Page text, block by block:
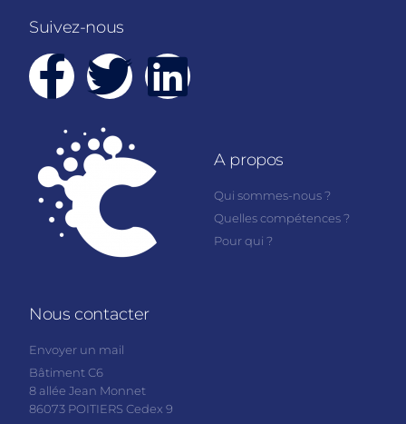
Suivez-nous
A propos
Qui sommes-nous ?
Quelles compétences ?
Pour qui ?
Nous contacter
Envoyer un mail
Bâtiment C6
8 allée Jean Monnet
86073 POITIERS Cedex 9